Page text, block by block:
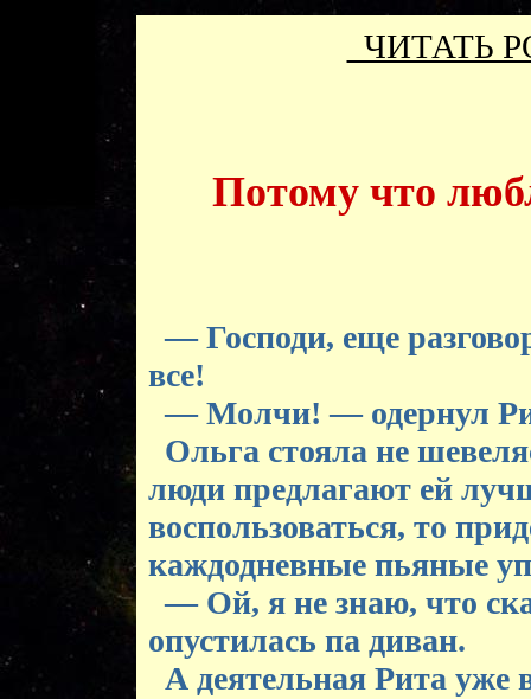
ЧИТАТЬ
Потому что
— Господи, еще
все!
— Молчи! — одернул
Ольга стояла не
люди предлагают ей
воспользоваться, то
каждодневные пьяные
— Ой, я не знаю, что
опустилась па диван.
А деятельная Рита